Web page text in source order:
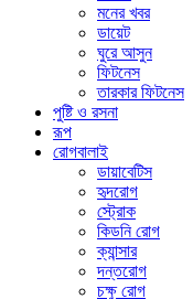
মনের খবর
ডায়েট
ঘুরে আসুন
ফিটনেস
তারকার ফিটনেস
পুষ্টি ও রসনা
রূপ
রোগবালাই
ডায়াবেটিস
হৃদরোগ
স্ট্রোক
কিডনি রোগ
ক্যান্সার
দন্তরোগ
চক্ষু রোগ